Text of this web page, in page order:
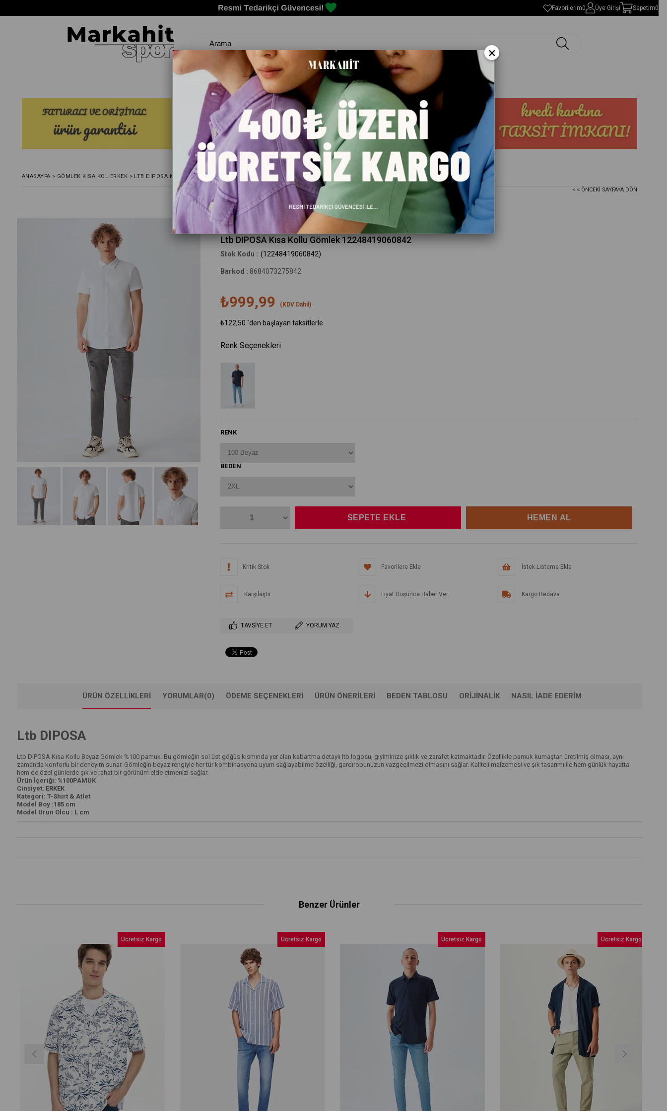
Favorilerim0 Üye Girişi Sepetim0
Erkek Kadın Çocuk Spor Malzemeleri Markalar Blog
ANASAYFA > GÖMLEK KISA KOL ERKEK > LTB DIPOSA KISA KOLLU GÖMLEK 12248419060842
< < ÖNCEKI SAYFAYA DÖN
Little Big
Ltb DIPOSA Kısa Kollu Gömlek 12248419060842
(12248419060842)
Barkod : 8684073275842
₺999,99 (KDV Dahil)
₺122,50 `den başlayan taksitlerle
Renk Seçenekleri
RENK
BEDEN
Kritik Stok Favorilere Ekle İstek Listeme Ekle
Karşılaştır Fiyat Düşünce Haber Ver Kargo Bedava
TAVSIYE ET YORUM YAZ
ÜRÜN ÖZELLIKLERI YORUMLAR(0) ÖDEME SEÇENEKLERI ÜRÜN ÖNERILERI BEDEN TABLOSU ORIJINALIK NASIL İADE EDERIM
Ltb DIPOSA
Ltb DIPOSA Kısa Kollu Beyaz Gömlek %100 pamuk. Bu gömleğin sol üst göğüs kısmında yer alan kabartma detaylı ltb logosu, giyiminize şıklık ve zarafet katmaktadır. Özellikle pamuk kumaştan üretilmiş olması, aynı
zamanda konforlu bir deneyim sunar. Gömleğin beyaz rengiyle her tür kombinasyona uyum sağlayabilme özelliği, gardırobunuzun vazgeçilmezi olmasını sağlar. Kaliteli malzemesi ve şık tasarımı ile hem günlük hayatta
hem de özel günlerde şık ve rahat bir görünüm elde etmenizi sağlar.
Ürün İçeriği: %100PAMUK
Cinsiyet: ERKEK
Kategori: T-Shirt & Atlet
Model Boy :185 cm
Model Urun Olcu : L cm
Benzer Ürünler
Ücretsiz Kargo Ücretsiz Kargo Ücretsiz Kargo Ücretsiz Kargo
×